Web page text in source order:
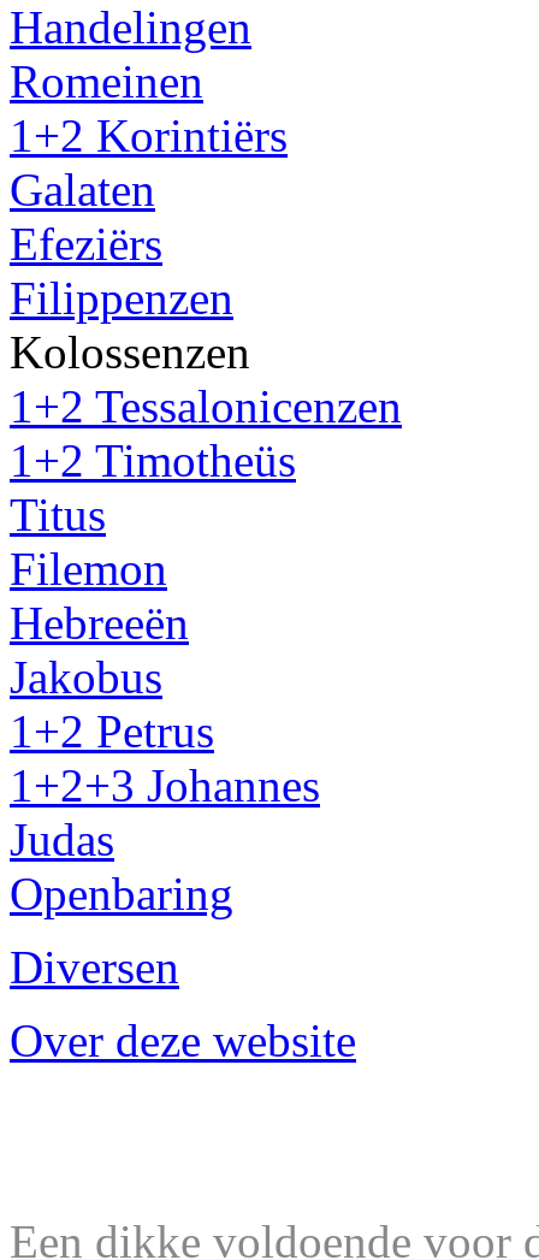
Handelingen
Romeinen
1+2 Korintiërs
Galaten
Efeziërs
Filippenzen
Kolossenzen
1+2 Tessalonicenzen
1+2 Timotheüs
Titus
Filemon
Hebreeën
Jakobus
1+2 Petrus
1+2+3 Johannes
Judas
Openbaring
Diversen
Over deze website
Een dikke voldoende voor